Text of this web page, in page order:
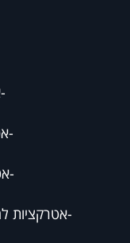
-
-
-
-אטרקציות לחתונה